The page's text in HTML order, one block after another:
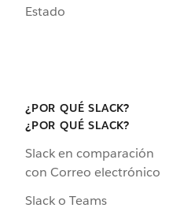
Estado
¿POR QUÉ SLACK?
¿POR QUÉ SLACK?
Slack en comparación
con Correo electrónico
Slack o Teams